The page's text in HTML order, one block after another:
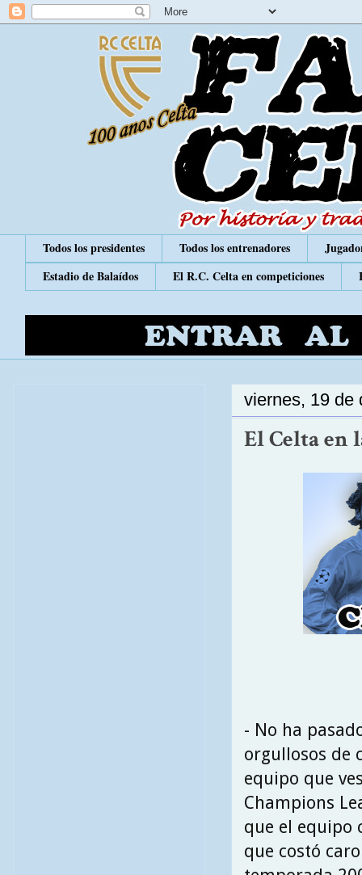
Todos los presidentes Todos los entrenadores
Estadio de Balaídos
El R.C. Celta en competiciones
viernes, 19 de
El Celta en
- No ha
orgullosos de
equipo que
Champions
que el equipo
que costó